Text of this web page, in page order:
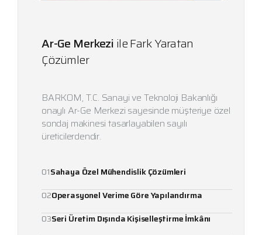
Ar-Ge Merkeziile Fark Yaratan
Çözümler
BARKOM, T.C. Sanayi ve Teknoloji Bakanlığı
onaylı Ar-Ge Merkezi sayesinde müşteriye özel
sondaj makinesi tasarlayabilen sayılı
üreticilerdendir.
01Sahaya Özel Mühendislik Çözümleri
02Operasyonel Verime Göre Yapılandırma
03Seri Üretim Dışında Kişiselleştirme İmkânı